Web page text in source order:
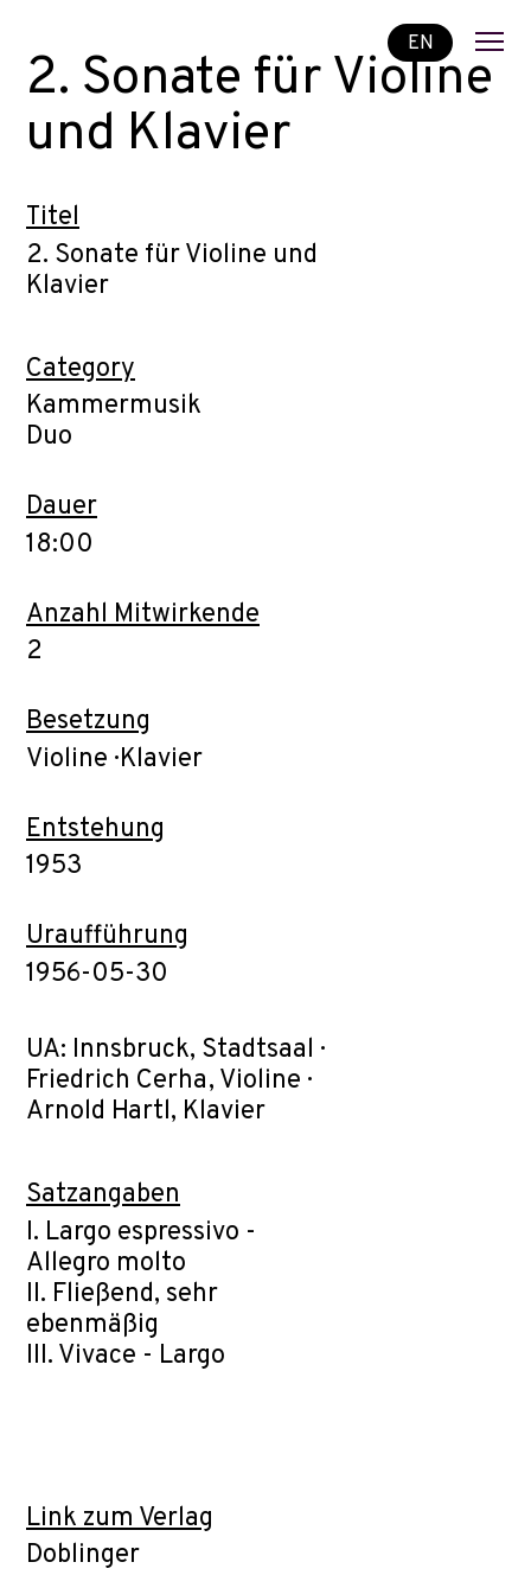
EN
2. Sonate für Violine
und Klavier
Titel
2. Sonate für Violine und
Klavier
Category
Kammermusik
Duo
Dauer
18:00
Anzahl Mitwirkende
2
Besetzung
Violine · Klavier
Entstehung
1953
Uraufführung
1956-05-30
UA: Innsbruck, Stadtsaal ·
Friedrich Cerha, Violine ·
Arnold Hartl, Klavier
Satzangaben
I. Largo espressivo -
Allegro molto
II. Fließend, sehr
ebenmäßig
III. Vivace - Largo
Link zum Verlag
Doblinger